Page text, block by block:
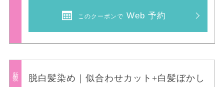
このクーポンで Web 予約
新規
脱白髪染め｜似合わせカット+白髪ぼかし